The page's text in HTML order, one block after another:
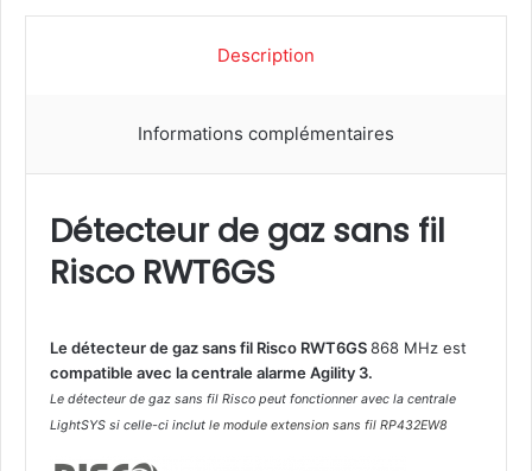
Description
Informations complémentaires
Détecteur de gaz sans fil
Risco RWT6GS
Le détecteur de gaz sans fil Risco RWT6GS868 MHz est
compatible avec la centrale alarme Agility 3.
Le détecteur de gaz sans fil Risco peut fonctionner avec la centrale
LightSYS si celle-ci inclut le module extension sans fil RP432EW8